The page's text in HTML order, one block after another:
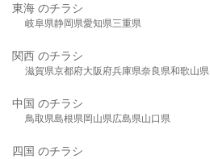
東海 のチラシ
岐阜県静岡県愛知県三重県
関西 のチラシ
滋賀県京都府大阪府兵庫県奈良県和歌山県
中国 のチラシ
鳥取県島根県岡山県広島県山口県
四国 のチラシ